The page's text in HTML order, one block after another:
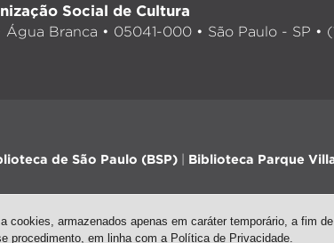
Social de Cultura
Água Branca • 05041-000 • São Paulo - SP •
de São Paulo (BSP) Biblioteca Parque
reservados |Desenvolvimento: QubeDesign| Arte: Passarim
cookies, armazenados apenas em caráter temporário, a fim
procedimento, em linha com a Política de Privacidade.